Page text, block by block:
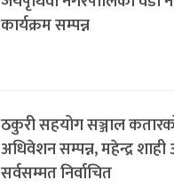
कार्यक्रम सम्पन्न
ठकुरी सहयोग सञ्जाल
अधिवेशन सम्पन्न, महेन्द्र शाही
सर्वसम्मत निर्वाचित